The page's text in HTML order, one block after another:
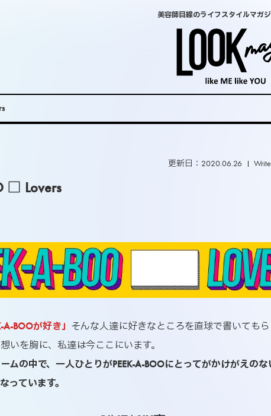
美容師目線のライフスタイルマガジ
□ Lovers
更新日：2020.06.26
A-BOOが好き」 そんな人達に好きなところを直球で書いてもら
いを胸に、私達は今ここにいます。
ムの中で、一人ひとりがPEEK-A-BOOにとってがかけがえの
っています。